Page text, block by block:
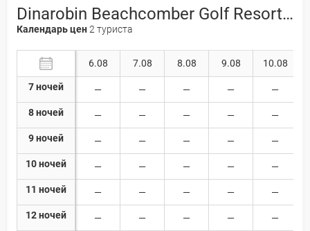
Dinarobin Beachcomber Golf Resort & Spa 5*
Календарь цен2 туриста
7 ночей
8 ночей
9 ночей
10 ночей
11 ночей
12 ночей
6.08 7.08 8.08 9.08 10.08